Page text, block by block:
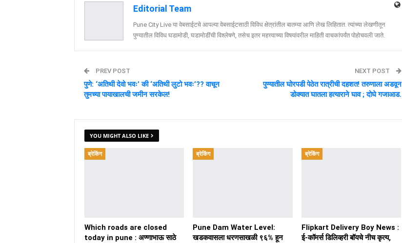
Editorial Team
Pune City Live या वेबसाईटचे आपल्या वेबसाईटसाठी विविध क्षेत्रांतील बातम्या आणि लेख लिहितात. त्यांच्या लेखणीतून
पुण्यातील विविध घडामोडी, घडामोडींची विश्लेषणे, तसेच इतर महत्त्वाच्या विषयांवरील माहिती वाचकांपर्यंत पोहोचवली जाते.
PREV POST
पुणे: ‘अतिथी देवो भवः’ की ‘अतिथी लुटो भवः’?? वाचून
तुमच्या पायाखालची जमीन सरकेल!
NEXT POST
पुण्यातील घोरपडी पेठेत रात्रीची दहशत! तरुणाला अडवून
डोक्यात घातला हत्याराने घाव ; दोघे गजाआड.
YOU MIGHT ALSO LIKE
ब्रेकिंग
Which roads are closed
today in pune : अण्णाभाऊ साठे
ब्रेकिंग
Pune Dam Water Level:
खडकवासला धरणसाखळी ९६% हून
ब्रेकिंग
Flipkart Delivery Boy News :
ई-कॉमर्स डिलिव्हरी बॉयचे नीच कृत्य,